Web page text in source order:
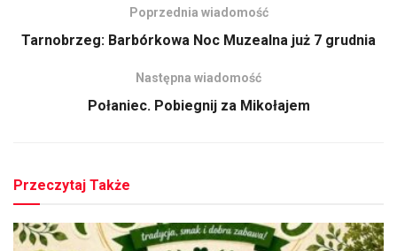
Poprzednia wiadomość
Tarnobrzeg: Barbórkowa Noc Muzealna już 7 grudnia
Następna wiadomość
Połaniec. Pobiegnij za Mikołajem
Przeczytaj Także